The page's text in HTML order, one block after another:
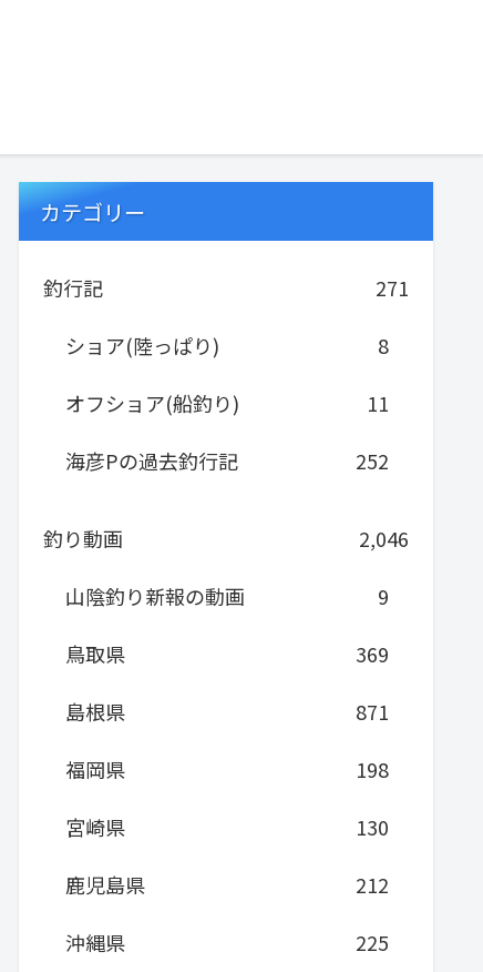
カテゴリー
釣行記
271
ショア(陸っぱり)
8
オフショア(船釣り)
11
海彦Pの過去釣行記
252
釣り動画
2,046
山陰釣り新報の動画
9
鳥取県
369
島根県
871
福岡県
198
宮崎県
130
鹿児島県
212
沖縄県
225